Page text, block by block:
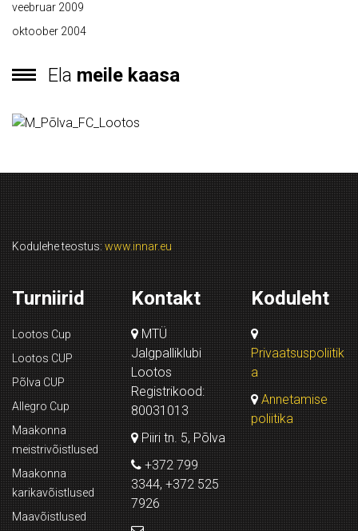
veebruar 2009
oktoober 2004
Ela meile kaasa
Kodulehe teostus: www.innar.eu
Turniirid
Lootos Cup
Lootos CUP
Põlva CUP
Allegro Cup
Maakonna
meistrivõistlused
Maakonna
karikavõistlused
Maavõistlused
Kontakt
MTÜ
Jalgpalliklubi
Lootos
Registrikood:
80031013
Piiri tn. 5, Põlva
+372 799
3344, +372 525
7926
Koduleht
Privaatsuspoliitik
a
Annetamise
poliitika